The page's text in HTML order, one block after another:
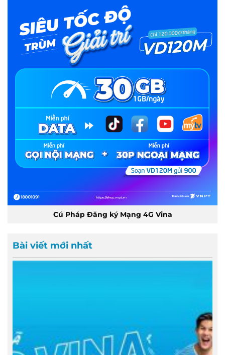
Cú Pháp Đăng ký Mạng 4G Vina
Bài viết mới nhất